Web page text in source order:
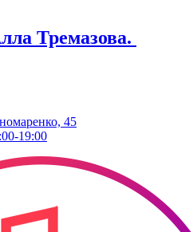
Тремазова.
45
19:00